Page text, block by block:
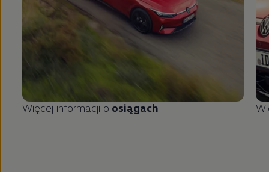
Więcej informacji o osiągach